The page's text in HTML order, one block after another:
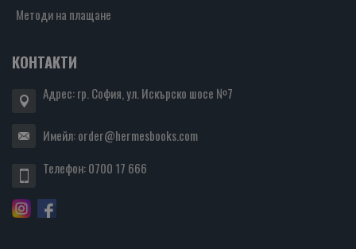
Методи на плащане
КОНТАКТИ
Адрес: гр. София, ул. Искърско шосе №7
Имейл:order@hermesbooks.com
Телефон:0700 17 666